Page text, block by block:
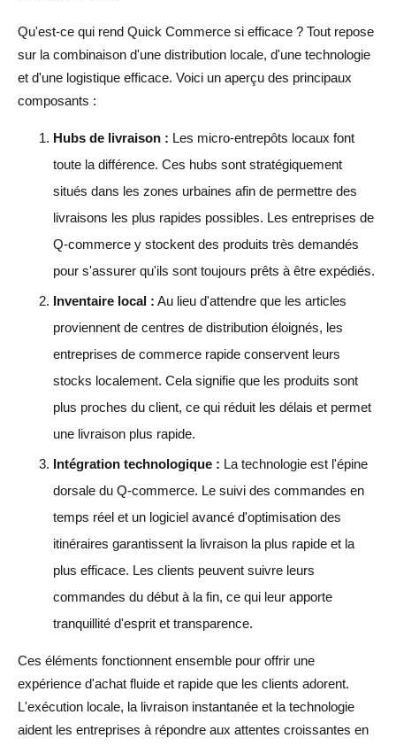
Qu'est-ce qui rend Quick Commerce si efficace ? Tout repose
sur la combinaison d'une distribution locale, d'une technologie
et d'une logistique efficace. Voici un aperçu des principaux
composants :
Hubs de livraison : Les micro-entrepôts locaux font
toute la différence. Ces hubs sont stratégiquement
situés dans les zones urbaines afin de permettre des
livraisons les plus rapides possibles. Les entreprises de
Q-commerce y stockent des produits très demandés
pour s'assurer qu'ils sont toujours prêts à être expédiés.
Inventaire local : Au lieu d'attendre que les articles
proviennent de centres de distribution éloignés, les
entreprises de commerce rapide conservent leurs
stocks localement. Cela signifie que les produits sont
plus proches du client, ce qui réduit les délais et permet
une livraison plus rapide.
Intégration technologique : La technologie est l'épine
dorsale du Q-commerce. Le suivi des commandes en
temps réel et un logiciel avancé d'optimisation des
itinéraires garantissent la livraison la plus rapide et la
plus efficace. Les clients peuvent suivre leurs
commandes du début à la fin, ce qui leur apporte
tranquillité d'esprit et transparence.
Ces éléments fonctionnent ensemble pour offrir une
expérience d'achat fluide et rapide que les clients adorent.
L'exécution locale, la livraison instantanée et la technologie
aident les entreprises à répondre aux attentes croissantes en